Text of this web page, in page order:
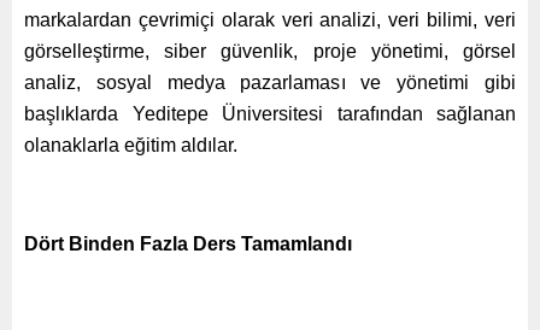
markalardan çevrimiçi olarak veri analizi, veri bilimi, veri
görselleştirme, siber güvenlik, proje yönetimi, görsel
analiz, sosyal medya pazarlaması ve yönetimi gibi
başlıklarda Yeditepe Üniversitesi tarafından sağlanan
olanaklarla eğitim aldılar.
Dört Binden Fazla Ders Tamamlandı